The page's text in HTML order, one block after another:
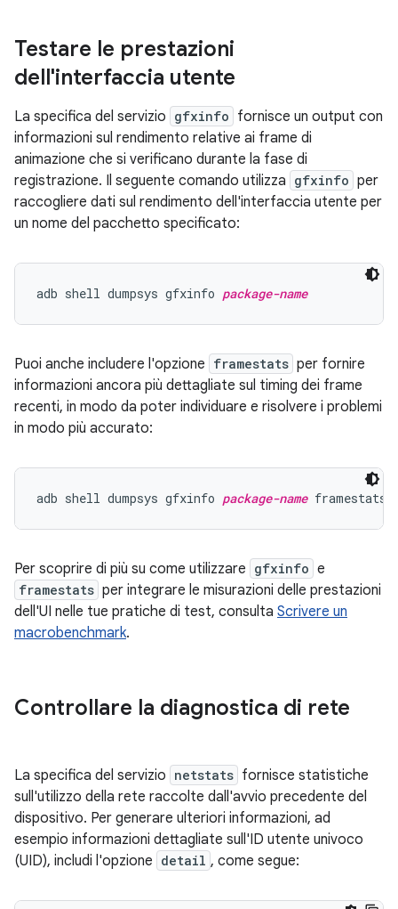
Testare le prestazioni
dell'interfaccia utente
La specifica del servizio gfxinfo fornisce un output con
informazioni sul rendimento relative ai frame di
animazione che si verificano durante la fase di
registrazione. Il seguente comando utilizza gfxinfo per
raccogliere dati sul rendimento dell'interfaccia utente per
un nome del pacchetto specificato:
adb shell dumpsys gfxinfo package-name
Puoi anche includere l'opzione framestats per fornire
informazioni ancora più dettagliate sul timing dei frame
recenti, in modo da poter individuare e risolvere i problemi
in modo più accurato:
adb shell dumpsys gfxinfo package-name
Per scoprire di più su come utilizzare gfxinfo e
framestats per integrare le misurazioni delle prestazioni
dell'UI nelle tue pratiche di test, consulta Scrivere un
macrobenchmark.
Controllare la diagnostica di rete
La specifica del servizio netstats fornisce statistiche
sull'utilizzo della rete raccolte dall'avvio precedente del
dispositivo. Per generare ulteriori informazioni, ad
esempio informazioni dettagliate sull'ID utente univoco
(UID), includi l'opzione detail , come segue: